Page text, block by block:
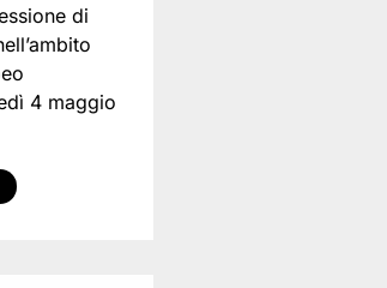
di
4 maggio